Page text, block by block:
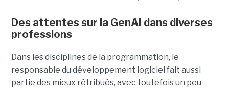
Des attentes sur la GenAI dans diverses
professions
Dans les disciplines de la programmation, le
responsable du développement logiciel fait aussi
partie des mieux rétribués, avec toutefois un peu